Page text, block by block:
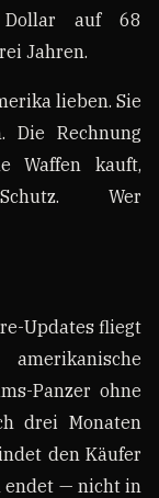
auf 68
Jahren.
lieben. Sie
Die Rechnung
Waffen kauft,
Wer
Updates fliegt
Panzer ohne
drei Monaten
den Käufer
endet — nicht in